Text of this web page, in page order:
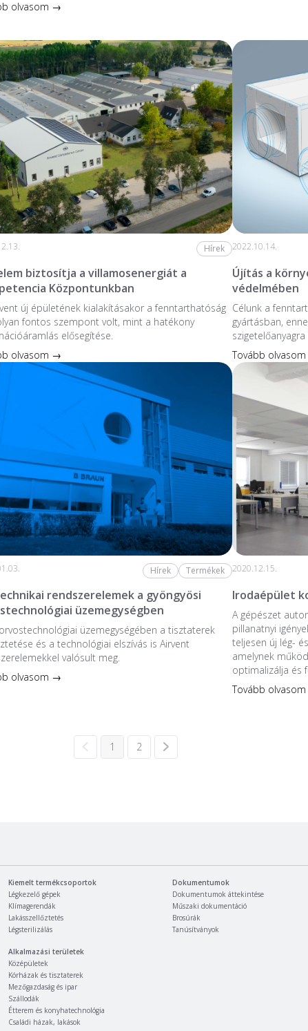
olvasom →
Hírek
biztosítja a villamosenergiát a
Központunkban
új épületének kialakításakor a fenntarthatóság
fontos szempont volt, mint a hatékony
elősegítése.
olvasom →
2022.10.14.
Újítás a
védelmében
Célunk a
gyártásban,
Tovább
Hírek Termékek
rendszerelemek a gyöngyösi
üzemegységben
üzem­egységében a tiszta­terek
és a technológiai elszívás is Airvent
valósult meg.
olvasom →
2020.12.15.
Irodaépület
A gépészet
pillanatnyi
teljesen új lég-
amelynek
optimalizálja és
Tovább
1 2
Kiemelt termékcsoportok
Légkezelő gépek
Klímagerendák
Lakásszellőztetés
Légsterilizálás
Alkalmazási területek
Középületek
Kórházak és tisztaterek
Mezőgazdaság és ipar
Szállodák
Étterem és konyhatechnológia
Családi házak, lakások
Dokumentumok
Dokumentumok áttekintése
Műszaki dokumentáció
Brosúrák
Tanúsítványok